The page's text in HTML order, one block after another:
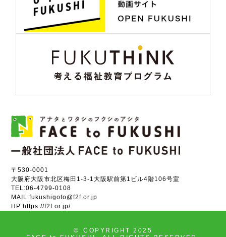
〒530-0001
大阪府大阪市北区梅田1-3-1大阪駅前第1ビル4階106号室
TEL:06-4799-0108
MAIL:fukushigoto@f2f.or.jp
HP:https://f2f.or.jp/
©
COPYRIGHT 2025